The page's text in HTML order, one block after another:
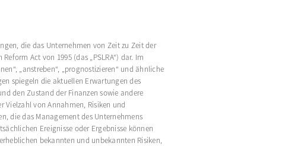
die das Unternehmen von Zeit zu Zeit der
Act von 1995 (das „PSLRA“) dar. Im
„anstreben“, „prognostizieren“ und ähnliche
spiegeln die aktuellen Erwartungen des
den Zustand der Finanzen sowie andere
Vielzahl von Annahmen, Risiken und
die das Management des Unternehmens
Ereignisse oder Ergebnisse können
bekannten und unbekannten Risiken,